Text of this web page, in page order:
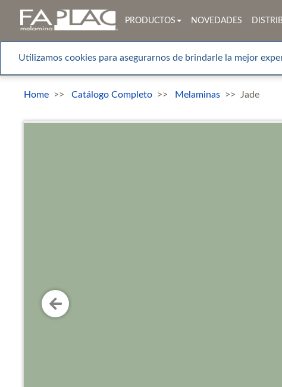
PRODUCTOS NOVEDADES
Utilizamos cookies para asegurarnos de brindarle la mejor
Home Catálogo Completo Melaminas Jade